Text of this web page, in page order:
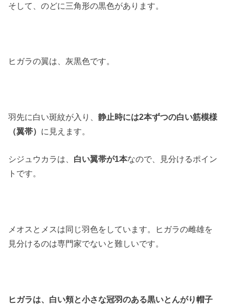
そして、のどに三角形の黒色があります。
ヒガラの翼は、灰黒色です。
羽先に白い斑紋が入り、静止時には2本ずつの白い筋模様
（翼帯） に見えます。
シジュウカラは、 白い翼帯が1本なので、見分けるポイン
トです。
メオスとメスは同じ羽色をしています。ヒガラの雌雄を
見分けるのは専門家でないと難しいです。
ヒガラは、白い頬と小さな冠羽のある黒いとんがり帽子